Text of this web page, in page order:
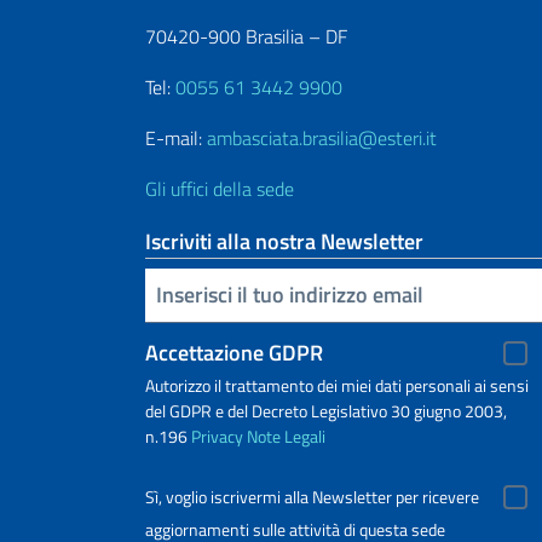
70420-900 Brasilia – DF
Tel:0055 61 3442 9900
E-mail:ambasciata.brasilia@esteri.it
Gli uffici della sede
Iscriviti alla nostra Newsletter
Inserisci la tua email
Accettazione GDPR
Autorizzo il trattamento dei miei dati personali ai sensi
del GDPR e del Decreto Legislativo 30 giugno 2003,
n.196PrivacyNote Legali
Sì, voglio iscrivermi alla Newsletter per ricevere
aggiornamenti sulle attività di questa sede